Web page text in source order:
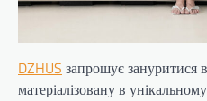
DZHUS запрошує зануритися
матеріалізовану в